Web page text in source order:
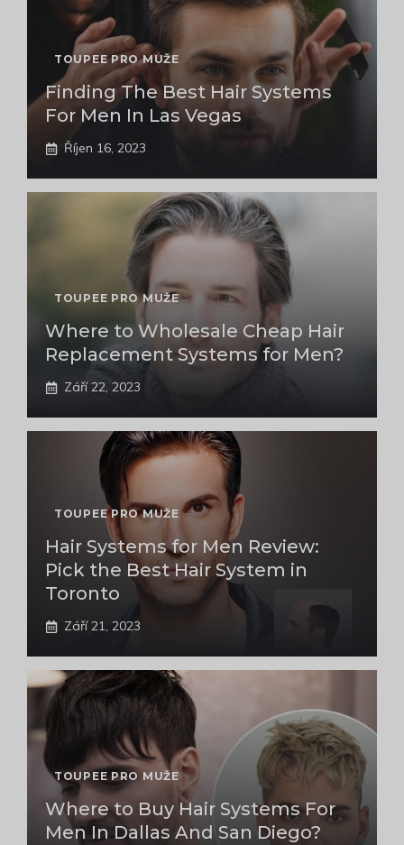
TOUPEE PRO MUŽE
Finding The Best Hair Systems
For Men In Las Vegas
Říjen 16, 2023
TOUPEE PRO MUŽE
Where to Wholesale Cheap Hair
Replacement Systems for Men?
Září 22, 2023
TOUPEE PRO MUŽE
Hair Systems for Men Review:
Pick the Best Hair System in
Toronto
Září 21, 2023
TOUPEE PRO MUŽE
Where to Buy Hair Systems For
Men In Dallas And San Diego?